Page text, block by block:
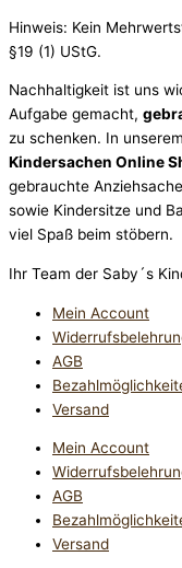
Hinweis: Kein
§19 (1) UStG.
Nachhaltigkeit ist uns
Aufgabe gemacht,
zu schenken. In unserem
Kindersachen Online
gebrauchte
sowie Kindersitze und
viel Spaß beim stöbern.
Ihr Team der Saby´s
Mein Account
AGB
Versand
Mein Account
AGB
Versand